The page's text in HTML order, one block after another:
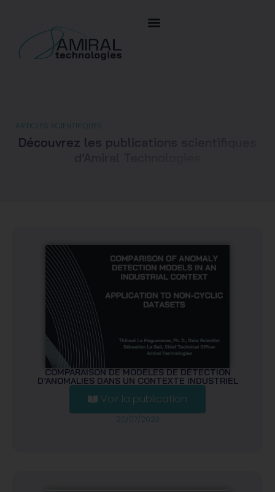
ARTICLES SCIENTIFIQUES
Découvrez les publications scientifiques
COMPARAISON DE MODÈLES DE DÉTECTION
D’ANOMALIES DANS UN CONTEXTE INDUSTRIEL
Voir la publication
Remplissez le formulaire ci-dessous pour
télécharger la publication :
20/07/2023